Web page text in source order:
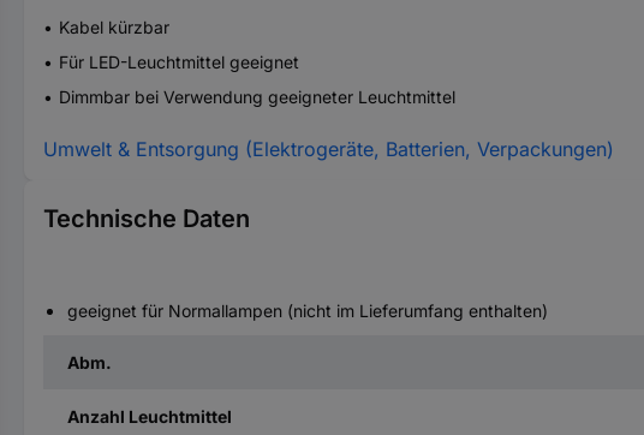
Kabel kürzbar
Für LED-Leuchtmittel geeignet
Dimmbar bei Verwendung geeigneter Leuchtmittel
Umwelt & Entsorgung (Elektrogeräte, Batterien, Verpackungen)
Technische Daten
geeignet für Normallampen (nicht im Lieferumfang enthalten)
Abm.
Anzahl Leuchtmittel